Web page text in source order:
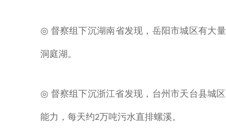
◎ 督察组下沉湖南省发现，岳阳市城区有大
洞庭湖。
◎ 督察组下沉浙江省发现，台州市天台县城
能力 ，每天约2万吨污水直排螺溪。